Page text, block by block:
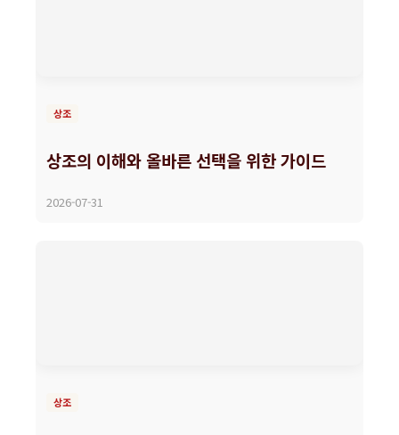
상조
상조의 이해와 올바른 선택을 위한 가이드
2026-07-31
상조